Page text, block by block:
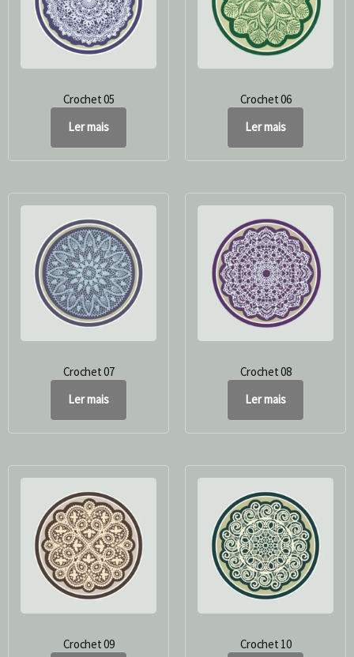
Crochet 05
Ler mais
Crochet 06
Ler mais
Crochet 07
Ler mais
Crochet 08
Ler mais
Crochet 09
Crochet 10